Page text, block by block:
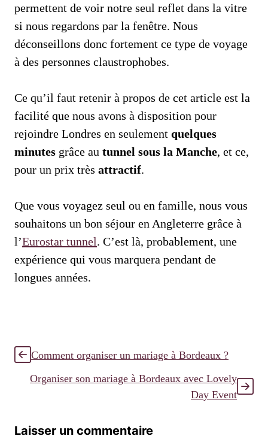
permettent de voir notre seul reflet dans la vitre
si nous regardons par la fenêtre. Nous
déconseillons donc fortement ce type de voyage
à des personnes claustrophobes.
Ce qu’il faut retenir à propos de cet article est la
facilité que nous avons à disposition pour
rejoindre Londres en seulement quelques
minutes grâce au tunnel sous la Manche, et ce,
pour un prix très attractif.
Que vous voyagez seul ou en famille, nous vous
souhaitons un bon séjour en Angleterre grâce à
l’Eurostar tunnel. C’est là, probablement, une
expérience qui vous marquera pendant de
longues années.
Comment organiser un mariage à Bordeaux ?
Organiser son mariage à Bordeaux avec Lovely
Day Event
Laisser un commentaire